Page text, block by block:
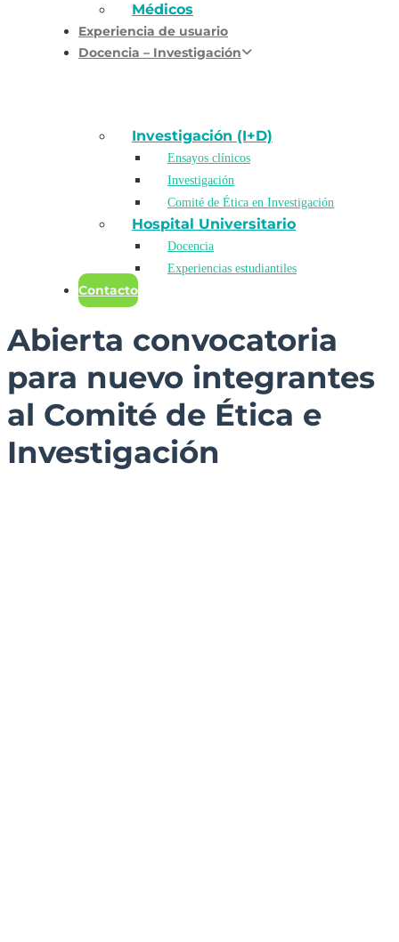
Médicos
Experiencia de usuario
Docencia – Investigación
Investigación (I+D)
Ensayos clínicos
Investigación
Comité de Ética en Investigación
Hospital Universitario
Docencia
Experiencias estudiantiles
Contacto
Abierta convocatoria
para nuevo integrantes
al Comité de Ética e
Investigación